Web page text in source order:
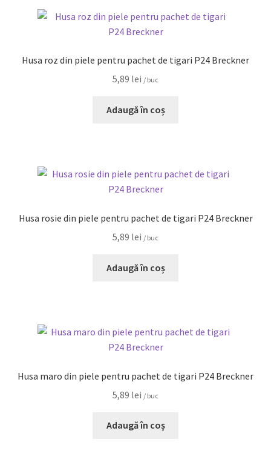
Husa roz din piele pentru pachet de tigari P24 Breckner
5,89 lei / buc
Adaugă în coș
Husa rosie din piele pentru pachet de tigari P24 Breckner
5,89 lei / buc
Adaugă în coș
Husa maro din piele pentru pachet de tigari P24 Breckner
5,89 lei / buc
Adaugă în coș